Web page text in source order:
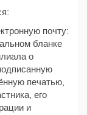
почту:
бланке
о
печатью,
его
и